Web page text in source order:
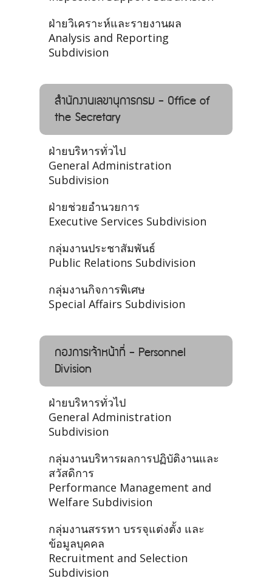
ฝ่ายวิเคราะห์และรายงานผล
Analysis and Reporting
Subdivision
สำนักงานเลขานุการกรม - Office of
the Secretary
ฝ่ายบริหารทั่วไป
General Administration
Subdivision
ฝ่ายช่วยอำนวยการ
Executive Services Subdivision
กลุ่มงานประชาสัมพันธ์
Public Relations Subdivision
กลุ่มงานกิจการพิเศษ
Special Affairs Subdivision
กองการเจ้าหน้าที่ - Personnel
Division
ฝ่ายบริหารทั่วไป
General Administration
Subdivision
กลุ่มงานบริหารผลการปฏิบัติงานและ
สวัสดิการ
Performance Management and
Welfare Subdivision
กลุ่มงานสรรหา บรรจุแต่งตั้ง และ
ข้อมูลบุคคล
Recruitment and Selection
Subdivision